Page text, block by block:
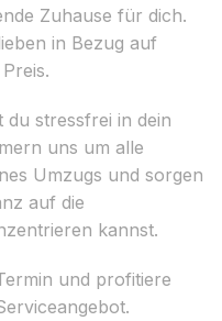
Zuhause für dich.
in Bezug auf
stressfrei in dein
uns um alle
Umzugs und sorgen
auf die
kannst.
und profitiere